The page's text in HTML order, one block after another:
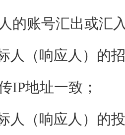
人的账号汇出
人（响应人）的
传IP地址一致
人（响应人）的